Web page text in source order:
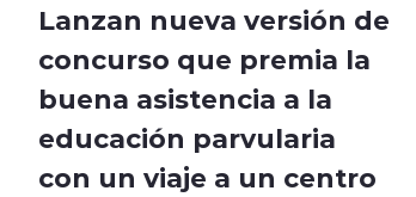
Lanzan nueva versión de
concurso que premia la
buena asistencia a la
educación parvularia
con un viaje a un centro